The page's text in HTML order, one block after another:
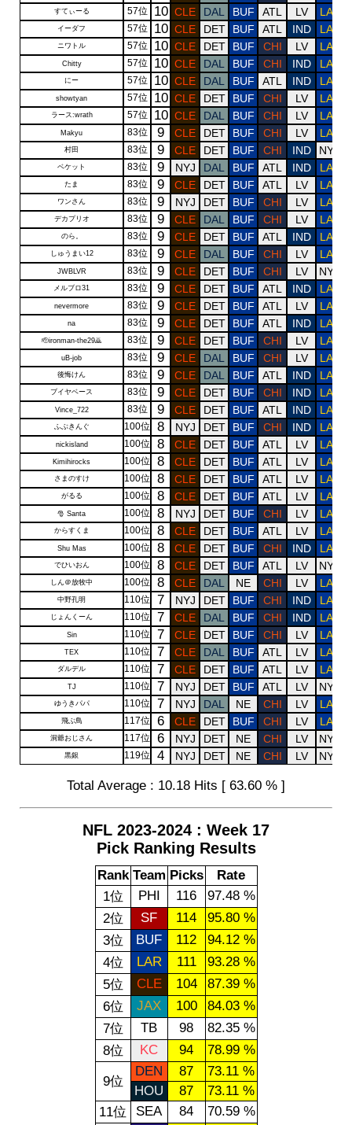
すてぃーる 57位 10 CLE DAL BUF ATL LV LAR
イーダフ 57位 10 CLE DET BUF ATL IND LAR
ニワトル 57位 10 CLE DET BUF CHI LV LAR
Chitty 57位 10 CLE DAL BUF CHI IND LAR
にー 57位 10 CLE DAL BUF ATL IND LAR
showtyan 57位 10 CLE DET BUF CHI LV LAR
ラース:wrath 57位 10 CLE DAL BUF CHI LV LAR
Makyu 83位 9 CLE DET BUF CHI LV LAR
村田 83位 9 CLE DET BUF CHI IND NYG
ベケット 83位 9 NYJ DAL BUF ATL IND LAR
たま 83位 9 CLE DET BUF ATL LV LAR
ワンさん 83位 9 NYJ DET BUF CHI LV LAR
デカプリオ 83位 9 CLE DAL BUF CHI LV LAR
のら。 83位 9 CLE DET BUF ATL IND LAR
しゅうまい12 83位 9 CLE DAL BUF CHI LV LAR
JWBLVR 83位 9 CLE DET BUF CHI LV NYG
メルブロ31 83位 9 CLE DET BUF ATL IND LAR
nevermore 83位 9 CLE DET BUF ATL LV LAR
na 83位 9 CLE DET BUF ATL IND LAR
🫡ironman-the29🙇 83位 9 CLE DET BUF CHI LV LAR
uB-job 83位 9 CLE DAL BUF CHI LV LAR
後悔けん 83位 9 CLE DAL BUF ATL IND LAR
ブイヤベース 83位 9 CLE DET BUF CHI IND LAR
Vince_722 83位 9 CLE DET BUF ATL IND LAR
ふぶきんぐ 100位 8 NYJ DET BUF CHI IND LAR
nickisland 100位 8 CLE DET BUF ATL LV LAR
Kimihirocks 100位 8 CLE DET BUF ATL LV LAR
さまのすけ 100位 8 CLE DET BUF ATL LV LAR
がるる 100位 8 CLE DET BUF ATL LV LAR
🎅 Santa 100位 8 NYJ DET BUF CHI LV LAR
からすくま 100位 8 CLE DET BUF ATL LV LAR
Shu Mas 100位 8 CLE DET BUF CHI IND LAR
でひいおん 100位 8 CLE DET BUF ATL LV NYG
しん＠放牧中 100位 8 CLE DAL NE CHI LV LAR
中野孔明 110位 7 NYJ DET BUF CHI IND LAR
じょんくーん 110位 7 CLE DAL BUF CHI IND LAR
Sin 110位 7 CLE DET BUF CHI LV LAR
TEX 110位 7 CLE DAL BUF ATL LV LAR
ダルデル 110位 7 CLE DET BUF ATL LV LAR
TJ 110位 7 NYJ DET BUF ATL LV NYG
ゆうきパパ 110位 7 NYJ DAL NE CHI LV LAR
飛ぶ鳥 117位 6 CLE DET BUF CHI LV LAR
洞爺おじさん 117位 6 NYJ DET NE CHI LV NYG
黒銀 119位 4 NYJ DET NE CHI LV NYG
Total Average : 10.18 Hits [ 63.60 % ]
NFL 2023-2024 : Week 17
Pick Ranking Results
Rank Team Picks
Rate
1位
PHI 116
97.48 %
2位
SF 114
95.80 %
3位
BUF 112
94.12 %
4位
LAR 111
93.28 %
5位
CLE 104
87.39 %
6位
JAX 100
84.03 %
7位
TB 98
82.35 %
8位
KC 94 78.99 %
9位
DEN 87
73.11 %
HOU
87
73.11 %
11位
SEA 84
70.59 %